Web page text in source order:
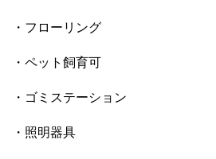
・フローリング
・ペット飼育可
・ゴミステーション
・照明器具